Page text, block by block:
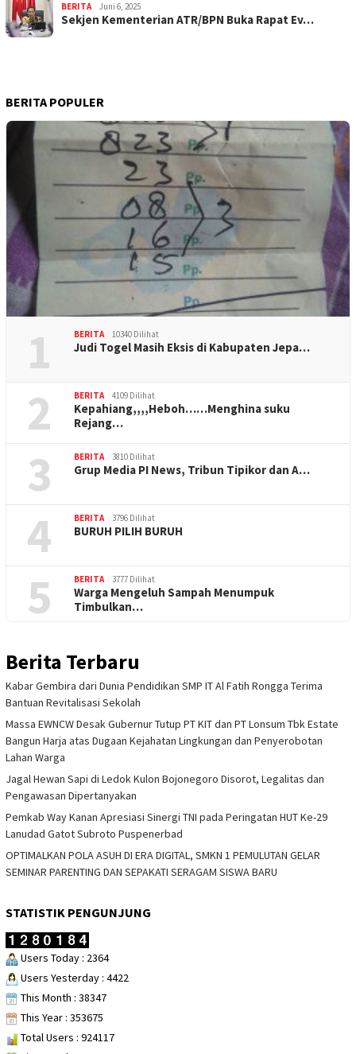
BERITA Juni 6, 2025
Sekjen Kementerian ATR/BPN Buka Rapat Ev…
BERITA POPULER
1 BERITA 10340 Dilihat
Judi Togel Masih Eksis di Kabupaten Jepa…
2 BERITA 4109 Dilihat
Kepahiang,,,,Heboh……Menghina suku
Rejang…
3 BERITA 3810 Dilihat
Grup Media PI News, Tribun Tipikor dan A…
4 BERITA 3796 Dilihat
BURUH PILIH BURUH
5 BERITA 3777 Dilihat
Warga Mengeluh Sampah Menumpuk
Timbulkan…
Berita Terbaru
Kabar Gembira dari Dunia Pendidikan SMP IT Al Fatih Rongga Terima
Bantuan Revitalisasi Sekolah
Massa EWNCW Desak Gubernur Tutup PT KIT dan PT Lonsum Tbk Estate
Bangun Harja atas Dugaan Kejahatan Lingkungan dan Penyerobotan
Lahan Warga
Jagal Hewan Sapi di Ledok Kulon Bojonegoro Disorot, Legalitas dan
Pengawasan Dipertanyakan
Pemkab Way Kanan Apresiasi Sinergi TNI pada Peringatan HUT Ke-29
Lanudad Gatot Subroto Puspenerbad
OPTIMALKAN POLA ASUH DI ERA DIGITAL, SMKN 1 PEMULUTAN GELAR
SEMINAR PARENTING DAN SEPAKATI SERAGAM SISWA BARU
STATISTIK PENGUNJUNG
Users Today : 2364
Users Yesterday : 4422
This Month : 38347
This Year : 353675
Total Users : 924117